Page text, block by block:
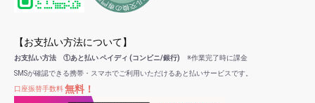
【お支払い方法について】
お支払い方法 ①あと払い ペイディ (コンビニ/銀行) ※作業完了時に課金
SMSが確認できる携帯・スマホでご利用いただけるあと払いサービスです。
口座振替手数料無料！